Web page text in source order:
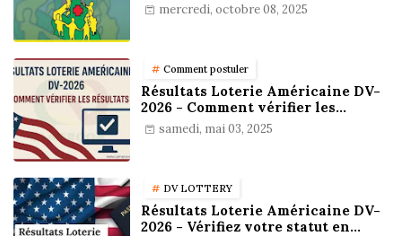
mercredi, octobre 08, 2025
Comment postuler
Résultats Loterie Américaine DV-
2026 - Comment vérifier les
résultats
samedi, mai 03, 2025
DV LOTTERY
Résultats Loterie Américaine DV-
2026 - Vérifiez votre statut en